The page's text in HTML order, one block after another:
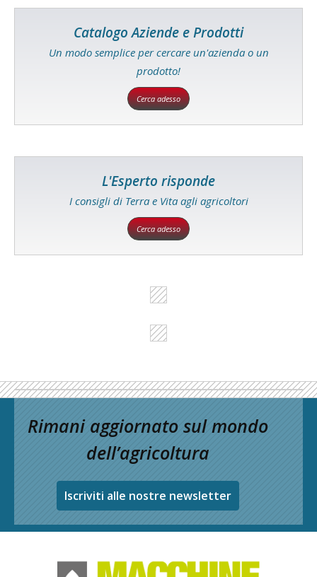
Catalogo Aziende e Prodotti
Un modo semplice per cercare un'azienda o un
prodotto!
Cerca adesso
L'Esperto risponde
I consigli di Terra e Vita agli agricoltori
Cerca adesso
Rimani aggiornato sul mondo
dell’agricoltura
Iscriviti alle nostre newsletter